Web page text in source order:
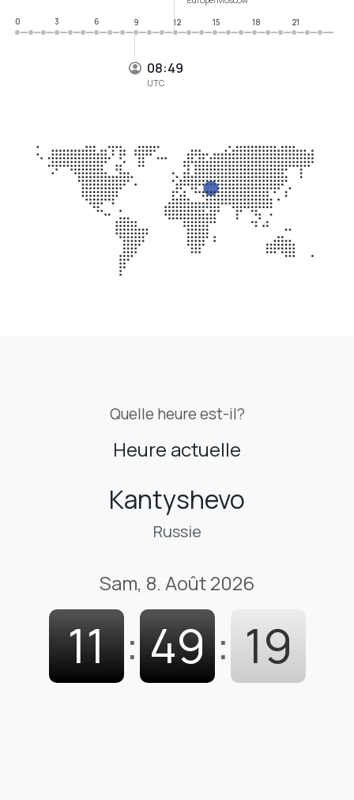
08:49
UTC
0
3 6 9 12 15 18 21
Quelle heure est-il?
Heure actuelle
Kantyshevo
Russie
Sam, 8. Août 2026
11 : 49 : 20